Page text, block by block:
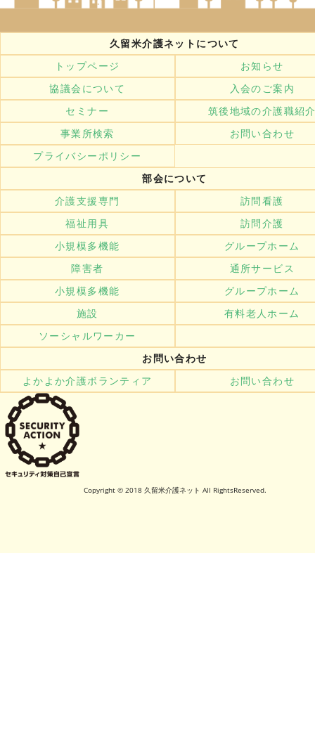
久留米介護ネットについて
トップページ
お知らせ
協議会について
入会のご案内
セミナー
筑後地域の介護職紹
事業所検索
お問い合わせ
プライバシーポリシー
部会について
介護支援専門
訪問看護
福祉用具
訪問介護
小規模多機能
グループホーム
障害者
通所サービス
小規模多機能
グループホーム
施設
有料老人ホーム
ソーシャルワーカー
お問い合わせ
よかよか介護ボランティア
お問い合わせ
Copyright © 2018 久留米介護ネット All RightsReserved.